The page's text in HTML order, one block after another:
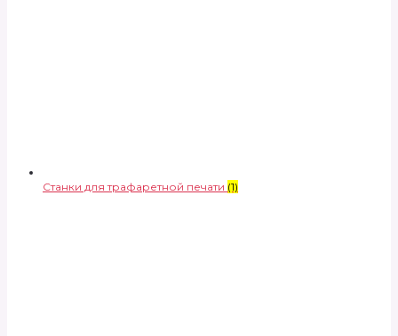
Станки для трафаретной печати (1)